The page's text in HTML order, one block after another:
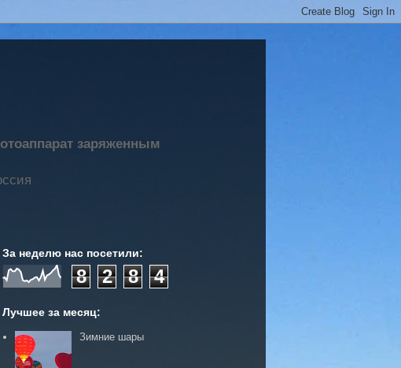
заряженным
За неделю нас посетили:
8 2 8 4
Лучшее за месяц:
Зимние шары